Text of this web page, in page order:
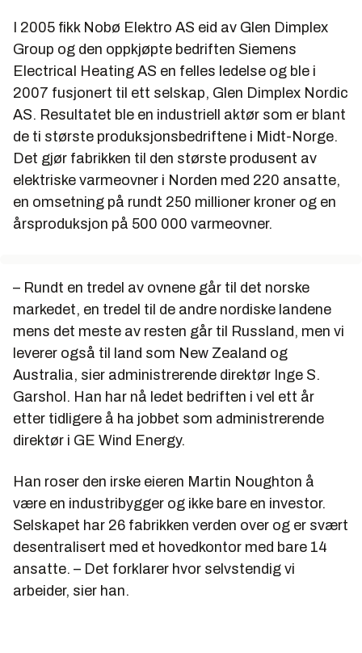
I 2005 fikk Nobø Elektro AS eid av Glen Dimplex
Group og den oppkjøpte bedriften Siemens
Electrical Heating AS en felles ledelse og ble i
2007 fusjonert til ett selskap, Glen Dimplex Nordic
AS. Resultatet ble en industriell aktør som er blant
de ti største produksjonsbedriftene i Midt-Norge.
Det gjør fabrikken til den største produsent av
elektriske varmeovner i Norden med 220 ansatte,
en omsetning på rundt 250 millioner kroner og en
årsproduksjon på 500 000 varmeovner.
– Rundt en tredel av ovnene går til det norske
markedet, en tredel til de andre nordiske landene
mens det meste av resten går til Russland, men vi
leverer også til land som New Zealand og
Australia, sier administrerende direktør Inge S.
Garshol. Han har nå ledet bedriften i vel ett år
etter tidligere å ha jobbet som administrerende
direktør i GE Wind Energy.
Han roser den irske eieren Martin Noughton å
være en industribygger og ikke bare en investor.
Selskapet har 26 fabrikken verden over og er svært
desentralisert med et hovedkontor med bare 14
ansatte. – Det forklarer hvor selvstendig vi
arbeider, sier han.